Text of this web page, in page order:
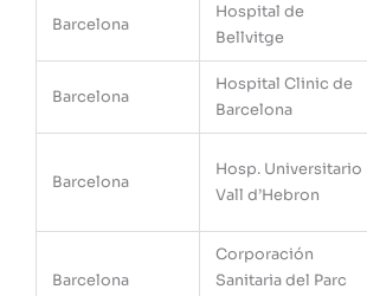
Barcelona
Hospital de
Bellvitge
Barcelona
Hospital Clinic de
Barcelona
Barcelona
Hosp. Universitario
Vall d’Hebron
Barcelona
Corporación
Sanitaria del Parc